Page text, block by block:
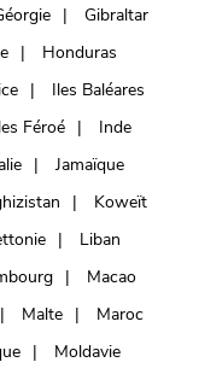
Gibraltar
Honduras
Iles Baléares
Féroé
Inde
Jamaïque
Koweït
Liban
Macao
Malte
Maroc
Moldavie